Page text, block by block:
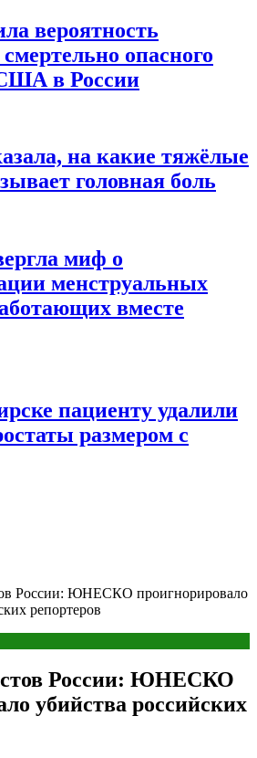
вероятность
опасного
в России
на какие тяжёлые
головная боль
миф о
менструальных
вместе
пациенту удалили
размером с
России: ЮНЕСКО проигнорировало
репортеров
России: ЮНЕСКО
убийства российских